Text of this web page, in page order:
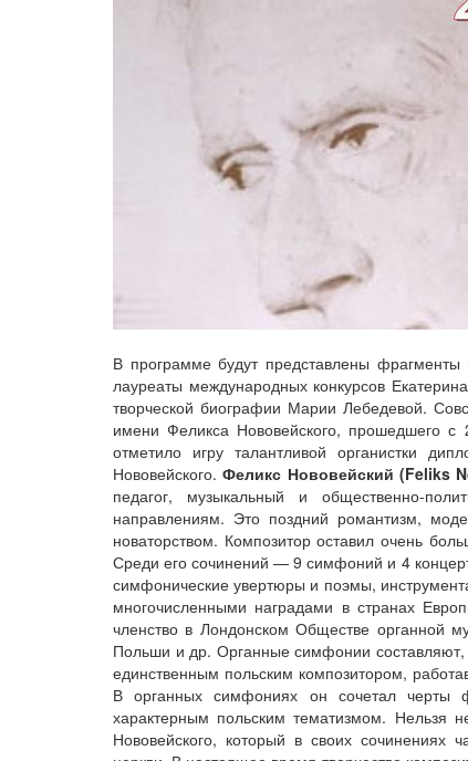
В программе будут представлены
лауреаты международных конкурсов
творческой биографии Марии Лебедевой.
имени Феликса Нововейского, прошедшего
отметило игру талантливой органистки
Нововейского.Феликс Нововейский (Feliks
педагог, музыкальный и общественно-
направлениям. Это поздний романтизм,
новаторством. Композитор оставил очень
Среди его сочинений — 9 симфоний и 4
симфонические увертюры и поэмы,
многочисленными наградами в странах
членство в Лондонском Обществе органной
Польши и др. Органные симфонии составляют,
единственным польским композитором,
В органных симфониях он сочетал черты
характерным польским тематизмом. Нельзя
Нововейского, который в своих сочинениях